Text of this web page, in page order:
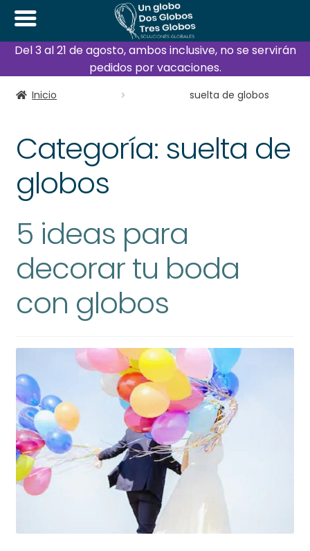
Del 3 al 21 de agosto, ambos inclusive, no se servirán
pedidos por vacaciones.
Inicio suelta de globos
Categoría: suelta de
globos
5 ideas para
decorar tu boda
con globos